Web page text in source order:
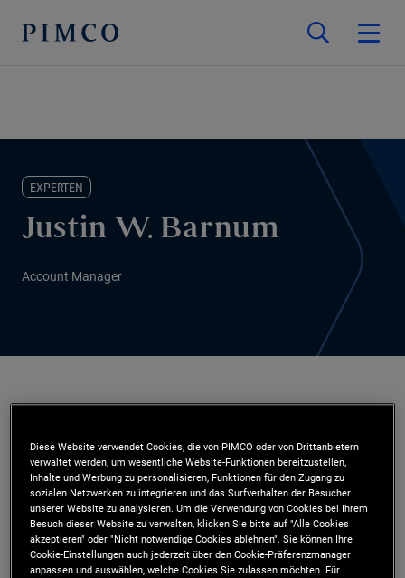
EXPERTEN
Justin W. Barnum
Account Manager
manager in the Newport Beach office, focusing on
portfolio strategy and investment solutions for
insurance companies within the financial
institutions group. Prior to his current role, he was
Diese Website verwendet Cookies, die von PIMCO oder von Drittanbietern
verwaltet werden, um wesentliche Website-Funktionen bereitzustellen,
Inhalte und Werbung zu personalisieren, Funktionen für den Zugang zu
sozialen Netzwerken zu integrieren und das Surfverhalten der Besucher
unserer Website zu analysieren. Um die Verwendung von Cookies bei Ihrem
Besuch dieser Website zu verwalten, klicken Sie bitte auf "Alle Cookies
akzeptieren" oder "Nicht notwendige Cookies ablehnen". Sie können Ihre
Cookie-Einstellungen auch jederzeit über den Cookie-Präferenzmanager
anpassen und auswählen, welche Cookies Sie zulassen möchten. Für